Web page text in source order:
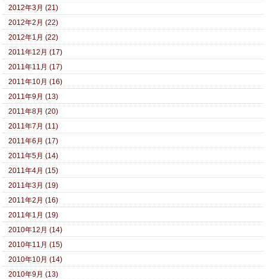
2012年3月 (21)
2012年2月 (22)
2012年1月 (22)
2011年12月 (17)
2011年11月 (17)
2011年10月 (16)
2011年9月 (13)
2011年8月 (20)
2011年7月 (11)
2011年6月 (17)
2011年5月 (14)
2011年4月 (15)
2011年3月 (19)
2011年2月 (16)
2011年1月 (19)
2010年12月 (14)
2010年11月 (15)
2010年10月 (14)
2010年9月 (13)